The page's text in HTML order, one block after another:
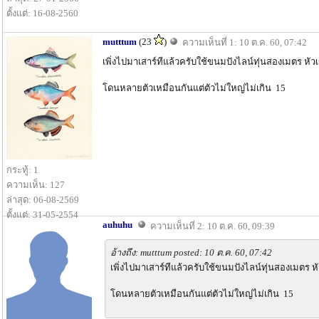
ตั้งแต่: 16-08-2560
กระทู้: 1
ความเห็น: 127
ล่าสุด: 06-08-2569
ตั้งแต่: 31-05-2554
mutttum (23 )
ความเห็นที่ 1: 10 ต.ค. 60, 07:42
เพิ่งไปมาเสาร์ทีแล้วครับใช้ขนมปังไลน์ทุ่นสองเมตร​ หัว
โดนหลายตัวเหมือนกันแต่ตัวไม่ใหญ่ไม่เกิน​ ​15
auhuhu ความเห็นที่ 2: 10 ต.ค. 60, 09:39
อ้างถึง: mutttum posted: 10 ต.ค. 60, 07:42
เพิ่งไปมาเสาร์ทีแล้วครับใช้ขนมปังไลน์ทุ่นสองเมตร​
โดนหลายตัวเหมือนกันแต่ตัวไม่ใหญ่ไม่เกิน​ ​15